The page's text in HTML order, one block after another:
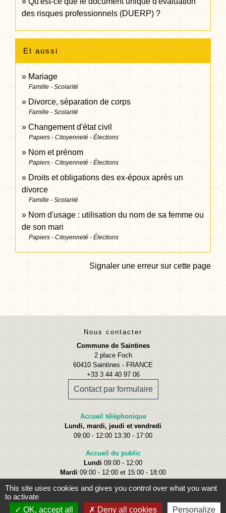
des risques professionnels (DUERP) ?
Et aussi
Mariage
Famille - Scolarité
Divorce, séparation de corps
Famille - Scolarité
Changement d'état civil
Papiers - Citoyenneté - Élections
Nom et prénom
Papiers - Citoyenneté - Élections
Droits et obligations des ex-époux après un
divorce
Famille - Scolarité
Nom d'usage : utilisation du nom de sa femme ou
de son mari
Papiers - Citoyenneté - Élections
Signaler une erreur sur cette page
Nous contacter
Commune de Saintines
2 place Foch
60410 Saintines - FRANCE
+33 3 44 40 97 06
Contact par formulaire
Accueil téléphonique
Lundi, mardi, jeudi et vendredi
09:00 - 12:00 13:30 - 17:00
Accueil du public
Lundi 09:00 - 12:00
Mardi 09:00 - 12:00 et 15:00 - 18:00
Vendredi09:00 - 12:00
This site uses cookies and gives you control over what you want
to activate
OK, accept all
Deny all cookies Personalize